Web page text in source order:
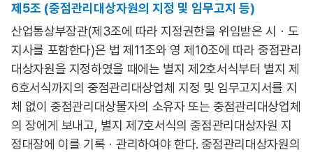
제5조 (중점관리대상자원의 지정 및 임무고지 등)
산업통상부장관(제3조에 따라 지정권한을 위임받은 시ㆍ도
지사를 포함한다)은 법 제11조와 영 제10조에 따라 중점관리
대상자원을 지정하였을 때에는 별지 제2호서식부터 별지 제
6호서식까지의 중점관리대상업체 지정 및 임무고지서를 지
체 없이 중점관리대상물자의 소유자 또는 중점관리대상업체
의 장에게 보내고, 별지 제7호서식의 중점관리대상자원 지
정대장에 이를 기록ㆍ관리하여야 한다. 중점관리대상자원의